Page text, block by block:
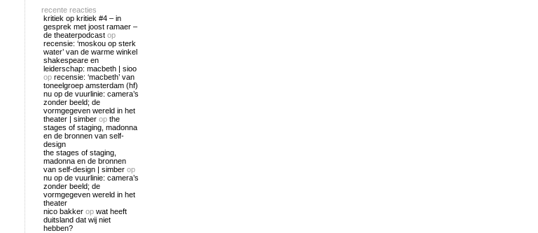
recente reacties
kritiek op kritiek #4 – in
gesprek met joost ramaer –
de theaterpodcast op
recensie: ‘moskou op sterk
water’ van de warme winkel
shakespeare en
leiderschap: macbeth | sioo
op recensie: ‘macbeth’ van
toneelgroep amsterdam (hf)
nu op de vuurlinie: camera’s
zonder beeld; de
vormgegeven wereld in het
theater | simber op the
stages of staging, madonna
en de bronnen van self-
design
the stages of staging,
madonna en de bronnen
van self-design | simber op
nu op de vuurlinie: camera’s
zonder beeld; de
vormgegeven wereld in het
theater
nico bakker op wat heeft
duitsland dat wij niet
hebben?